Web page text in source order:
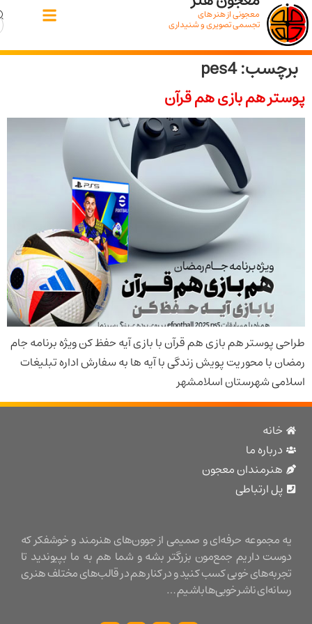
معجونی از هنر های
تجسمی تصویری و شنیداری
pes4
هم بازی هم قرآن
هم بازی هم قرآن با بازی آیه حفظ کن ویژه برنامه جام
محوریت پویش زندگی با آیه ها به سفارش اداره تبلیغات
شهرستان اسلامشهر
ما
معجون
ارتباطی
حرفه‌ای و صمیمی از جوون‌های هنرمند و خوشفکر که
داریم جمع‌مون بزرگتر بشه و شما هم به ما بپیوندید تا
خوبی کسب کنید و در کنار هم در قالب‌های مختلف هنری
ناشر خوبی‌ها باشیم …